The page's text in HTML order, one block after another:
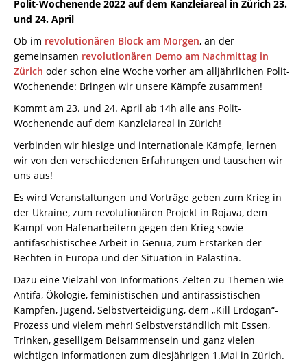
Polit-Wochenende 2022 auf dem Kanzleiareal in Zürich 23.
und 24. April
Ob im revolutionären Block am Morgen, an der
gemeinsamen revolutionären Demo am Nachmittag in
Zürich oder schon eine Woche vorher am alljährlichen Polit-
Wochenende: Bringen wir unsere Kämpfe zusammen!
Kommt am 23. und 24. April ab 14h alle ans Polit-
Wochenende auf dem Kanzleiareal in Zürich!
Verbinden wir hiesige und internationale Kämpfe, lernen
wir von den verschiedenen Erfahrungen und tauschen wir
uns aus!
Es wird Veranstaltungen und Vorträge geben zum Krieg in
der Ukraine, zum revolutionären Projekt in Rojava, dem
Kampf von Hafenarbeitern gegen den Krieg sowie
antifaschistischee Arbeit in Genua, zum Erstarken der
Rechten in Europa und der Situation in Palästina.
Dazu eine Vielzahl von Informations-Zelten zu Themen wie
Antifa, Ökologie, feministischen und antirassistischen
Kämpfen, Jugend, Selbstverteidigung, dem „Kill Erdogan“-
Prozess und vielem mehr! Selbstverständlich mit Essen,
Trinken, geselligem Beisammensein und ganz vielen
wichtigen Informationen zum diesjährigen 1.Mai in Zürich.